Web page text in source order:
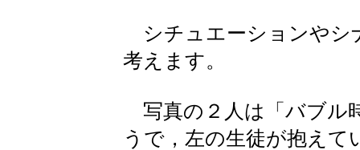
シチュエーションやシ
考えます。
写真の２人は「バブル
うで，左の生徒が抱え